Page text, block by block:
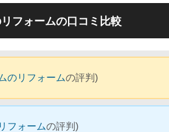
フォームの口コミ比較
のリフォームの評判)
フォームの評判)